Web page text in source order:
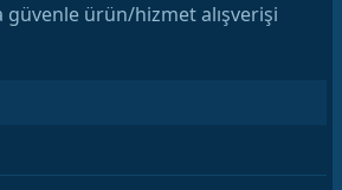
ürün/hizmet alışverişi